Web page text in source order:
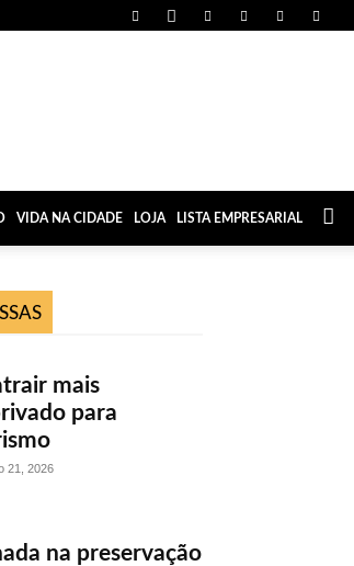
VIDA NA CIDADE LOJA LISTA EMPRESARIAL
mais
para
21, 2026
na preservação